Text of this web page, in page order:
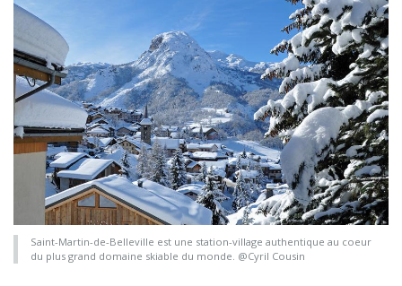
Saint-Martin-de-Belleville est une station-village authentique au coeur
du plus grand domaine skiable du monde. @Cyril Cousin